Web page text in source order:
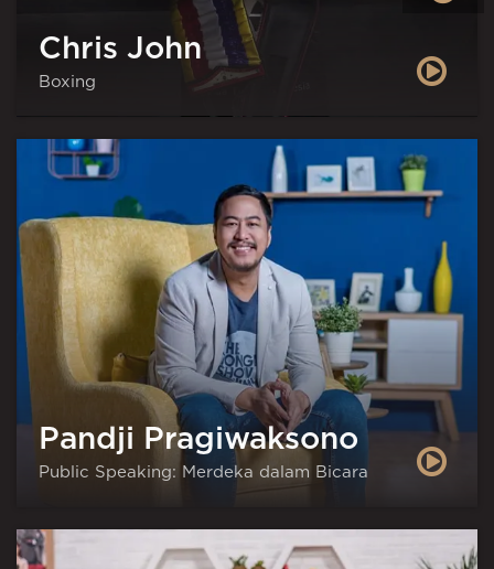
Chris John
Boxing
Pandji Pragiwaksono
Public Speaking: Merdeka dalam Bicara